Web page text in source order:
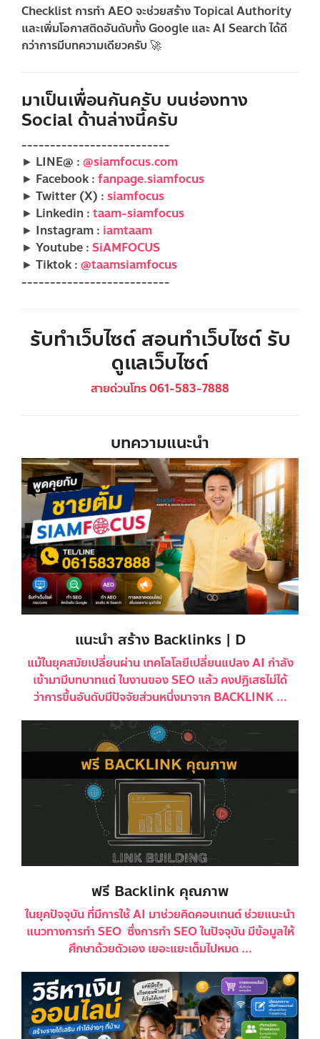
Checklist การทำ AEOจะช่วยสร้าง Topical Authority
และเพิ่มโอกาสติดอันดับทั้ง Google และ AI Search ได้ดี
กว่าการมีบทความเดียวครับ 🚀
มาเป็นเพื่อนกันครับ บนช่องทาง
Social ด้านล่างนี้ครับ
--------------------------
► LINE@ : @siamfocus.com
► Facebook : fanpage.siamfocus
► Twitter (X) : siamfocus
► Linkedin : taam-siamfocus
► Instagram : iamtaam
► Youtube : SiAMFOCUS
► Tiktok : @taamsiamfocus
--------------------------
รับทำเว็บไซต์ สอนทำเว็บไซต์ รับ
ดูแลเว็บไซต์
สายด่วนโทร 061-583-7888
บทความแนะนำ
แนะนำ สร้าง Backlinks | D
แม้ในยุคสมัยเปลี่ยนผ่าน เทคโลโลยีเปลี่ยนแปลง AI กำลัง
เข้ามามีบทบาทแต่ ในงานของ SEO แล้ว คงปฎิเสธไม่ได้
ว่าการขึ้นอันดับมีปัจจัยส่วนหนึ่งมาจาก BACKLINK ...
ฟรี Backlink คุณภาพ
ในยุคปัจจุบัน ที่มีการใช้ AI มาช่วยคิดคอนเทนต์ ช่วยแนะนำ
แนวทางการทำ SEO ซึ่งการทำ SEO ในปัจจุบัน มีข้อมูลให้
ศึกษาด้วยตัวเอง เยอะแยะเต็มไปหมด ...